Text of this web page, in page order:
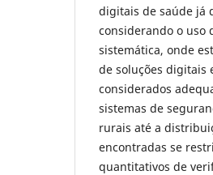
digitais de saúde já
considerando o uso
sistemática, onde
de soluções digitais
considerados
sistemas de
rurais até a
encontradas se
quantitativos de